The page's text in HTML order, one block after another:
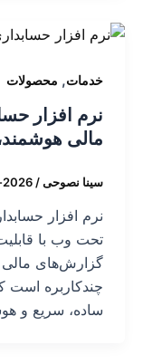
خدمات, محصولات
نرم افزار
مالی
سینا نصوحی/
2026-07-02
نرم افزار
تحت وب با
گزارش‌های
چندکاربره است
ساده، سریع و